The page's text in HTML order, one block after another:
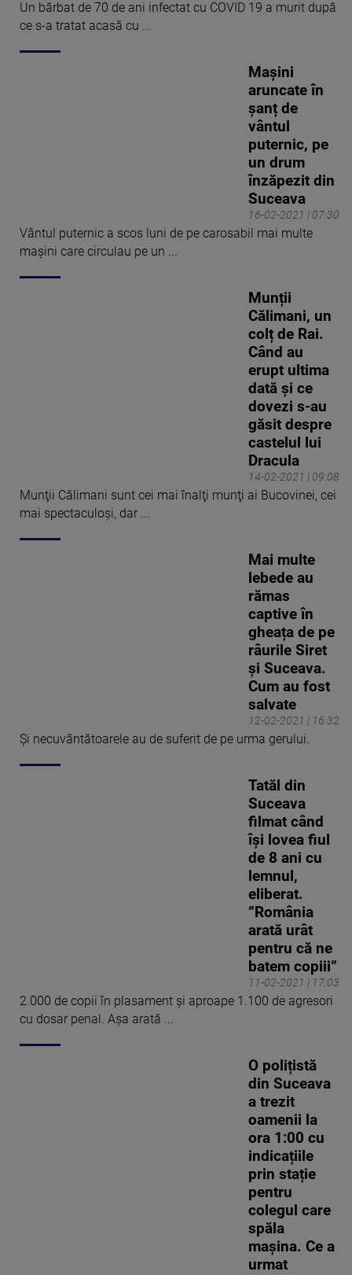
Un bărbat de 70 de ani infectat cu COVID 19 a murit după
ce s-a tratat acasă cu ...
16-02-2021 | 07:30
Mașini
aruncate în
șanț de
vântul
puternic, pe
un drum
înzăpezit din
Suceava
Vântul puternic a scos luni de pe carosabil mai multe
mașini care circulau pe un ...
14-02-2021 | 09:08
Munții
Călimani, un
colț de Rai.
Când au
erupt ultima
dată și ce
dovezi s-au
găsit despre
castelul lui
Dracula
Munţii Călimani sunt cei mai înalţi munţi ai Bucovinei, cei
mai spectaculoşi, dar ...
12-02-2021 | 16:32
Mai multe
lebede au
rămas
captive în
gheața de pe
râurile Siret
și Suceava.
Cum au fost
salvate
Și necuvântătoarele au de suferit de pe urma gerului.
11-02-2021 | 17:03
Tatăl din
Suceava
filmat când
își lovea fiul
de 8 ani cu
lemnul,
eliberat.
”România
arată urât
pentru că ne
batem copiii”
2.000 de copii în plasament și aproape 1.100 de agresori
cu dosar penal. Așa arată ...
O polițistă
din Suceava
a trezit
oamenii la
ora 1:00 cu
indicațiile
prin stație
pentru
colegul care
spăla
mașina. Ce a
urmat